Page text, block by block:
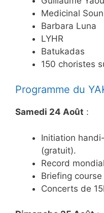
Medicinal
Barbara Luna
LYHR
Batukadas
150 choristes
Programme du
Samedi 24 Août :
Initiation
(gratuit).
Record
Briefing course
Concerts de